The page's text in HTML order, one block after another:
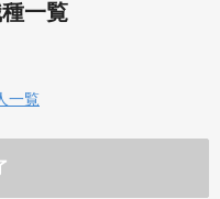
一覧
一覧